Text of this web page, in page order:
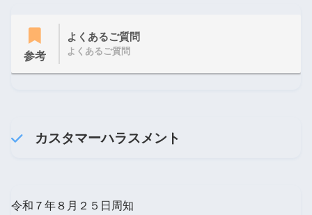
参考
よくあるご質問
よくあるご質問
カスタマーハラスメント
令和７年８月２５日周知